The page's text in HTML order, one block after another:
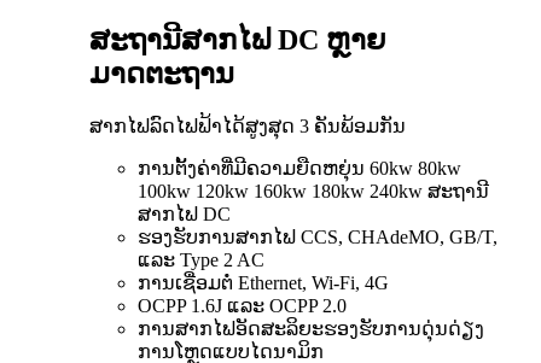
ສະຖານີສາກໄຟ DC ຫຼາຍ
ມາດຕະຖານ
ສາກໄຟລົດໄຟຟ້າໄດ້ສູງສຸດ 3 ຄັນພ້ອມກັນ
ການຕັ້ງຄ່າທີ່ມີຄວາມຍືດຫຍຸ່ນ 60kw 80kw
100kw 120kw 160kw 180kw 240kw ສະຖານີ
ສາກໄຟ DC
ຮອງຮັບການສາກໄຟ CCS, CHAdeMO, GB/T,
ແລະ Type 2 AC
ການເຊື່ອມຕໍ່ Ethernet, Wi-Fi, 4G
OCPP 1.6J ແລະ OCPP 2.0
ການສາກໄຟອັດສະລິຍະຮອງຮັບການດຸ່ນດ່ຽງ
ການໂຫຼດແບບໄດນາມິກ